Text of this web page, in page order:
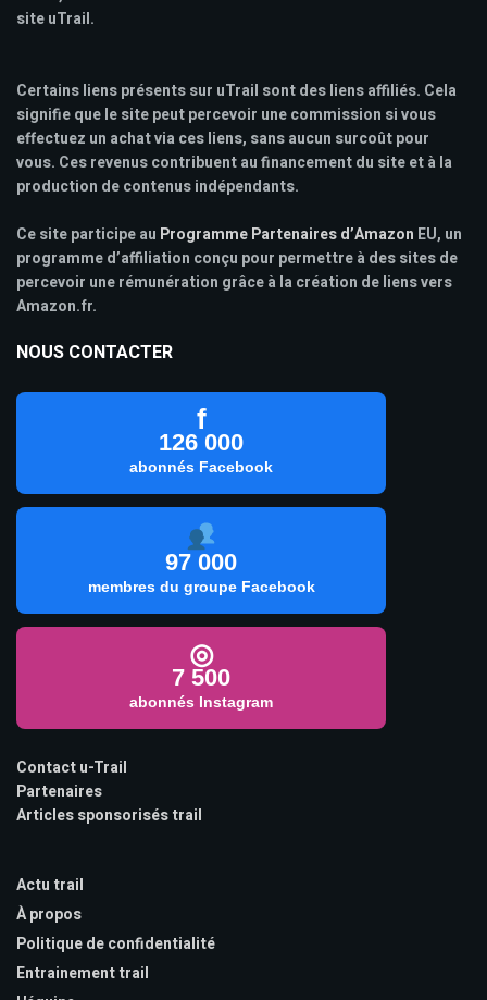
site uTrail.
Certains liens présents sur uTrail sont des liens affiliés. Cela
signifie que le site peut percevoir une commission si vous
effectuez un achat via ces liens, sans aucun surcoût pour
vous. Ces revenus contribuent au financement du site et à la
production de contenus indépendants.
Ce site participe au Programme Partenaires d’Amazon EU, un
programme d’affiliation conçu pour permettre à des sites de
percevoir une rémunération grâce à la création de liens vers
Amazon.fr.
NOUS CONTACTER
f
126 000
abonnés Facebook
97 000
membres du groupe Facebook
◎
7 500
abonnés Instagram
Contact u-Trail
Partenaires
Articles sponsorisés trail
Actu trail
À propos
Politique de confidentialité
Entrainement trail